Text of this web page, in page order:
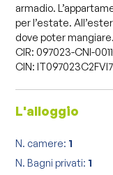
armadio.
per l’estate.
dove poter mangiare.
CIR: 097023-CNI-
CIN:
L'alloggio
N. camere: 1
N. Bagni privati: 1